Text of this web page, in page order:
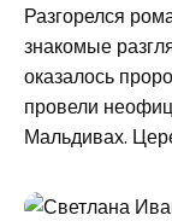
Разгорелся
знакомые
оказалось
провели
Мальдивах.